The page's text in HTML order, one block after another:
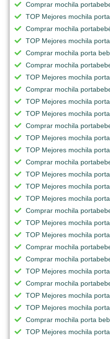
Comprar mochila
TOP Mejores mochila
Comprar mochila
TOP Mejores mochila
Comprar mochila porta
Comprar mochila
TOP Mejores mochila
Comprar mochila
TOP Mejores mochila
TOP Mejores mochila
Comprar mochila
TOP Mejores mochila
TOP Mejores mochila
Comprar mochila
TOP Mejores mochila
TOP Mejores mochila
TOP Mejores mochila
Comprar mochila
TOP Mejores mochila
TOP Mejores mochila
Comprar mochila
Comprar mochila
TOP Mejores mochila
Comprar mochila
TOP Mejores mochila
TOP Mejores mochila
Comprar mochila porta
TOP Mejores mochila